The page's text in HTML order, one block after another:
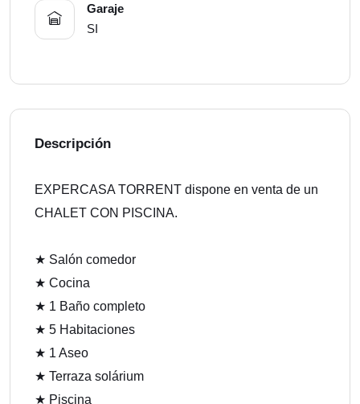
Garaje
SI
Descripción
EXPERCASA TORRENT dispone en venta de un
CHALET CON PISCINA.
★ Salón comedor
★ Cocina
★ 1 Baño completo
★ 5 Habitaciones
★ 1 Aseo
★ Terraza solárium
★ Piscina